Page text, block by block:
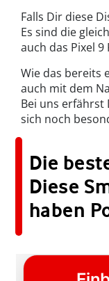
Falls Dir diese
Es sind die
auch das Pixel 9
Wie das bereits
auch mit dem
Bei uns erfährst
sich noch
Die
Diese
haben